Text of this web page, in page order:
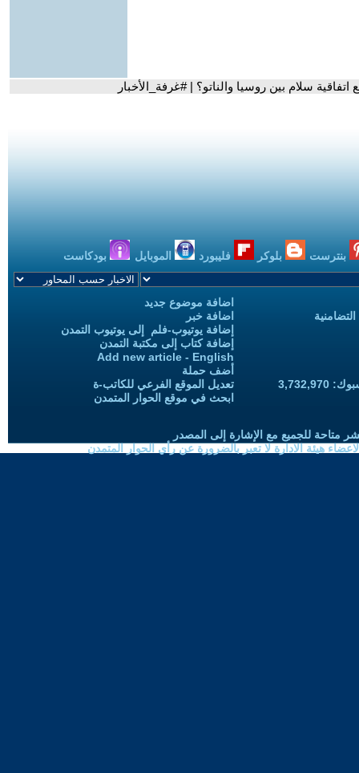
سلام بين روسيا والناتو؟ | #غرفة_الأخبار
بنترست بلوكر فليبورد الموبايل بودكاست
اضافة موضوع جديد
اضافة خبر
إضافة يوتيوب-فلم إلى يوتيوب التمدن
إضافة كتاب إلى مكتبة التمدن
Add new article - English
أضف حملة
تعديل الموقع الفرعي للكاتب-ة
ابحث في موقع الحوار المتمدن
متاحة للجميع مع الإشارة إلى المصدر
هيئة الادارة لا تعبر بالضرورة عن رأي الحوار المتمدن